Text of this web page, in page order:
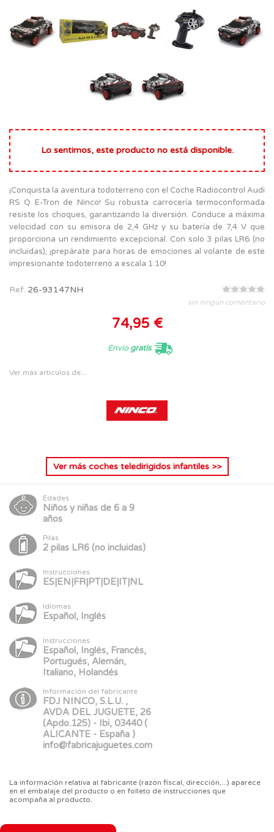
Lo sentimos, este producto no está disponible.
¡Conquista la aventura todoterreno con el Coche Radiocontrol Audi
RS Q E-Tron de Ninco! Su robusta carrocería termoconformada
resiste los choques, garantizando la diversión. Conduce a máxima
velocidad con su emisora de 2,4 GHz y su batería de 7,4 V que
proporciona un rendimiento excepcional. Con solo 3 pilas LR6 (no
incluidas), ¡prepárate para horas de emociones al volante de este
impresionante todoterreno a escala 1:10!
Ref. 26-93147NH
sin ningún comentario
74,95 €
Envíogratis
Ver más artículos de...
Ver más coches teledirigidos infantiles>>
Edades
Niños y niñas de 6 a 9
años
Pilas
2 pilas LR6 (no incluidas)
Instrucciones
ES|EN|FR|PT|DE|IT|NL
Idiomas
Español, Inglés
Instrucciones
Español, Inglés, Francés,
Portugués, Alemán,
Italiano, Holandés
Información del fabricante
FDJ NINCO, S.L.U. ,
AVDA DEL JUGUETE, 26
(Apdo.125) - Ibi, 03440 (
ALICANTE - España )
info@fabricajuguetes.com
La información relativa al fabricante (razón fiscal, dirección,...) aparece
en el embalaje del producto o en folleto de instrucciones que
acompaña al producto.